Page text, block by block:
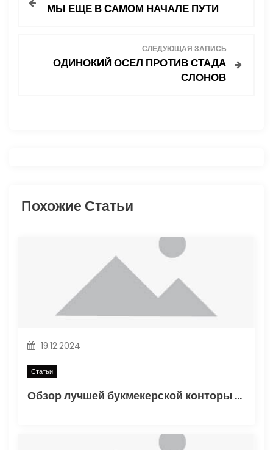
я
п
и
с
МЫ ЕЩЕ В САМОМ НАЧАЛЕ ПУТИ
СЛЕДУЮЩАЯ ЗАПИСЬ
ОДИНОКИЙ ОСЕЛ ПРОТИВ СТАДА
СЛОНОВ
Похожие Статьи
19.12.2024
Статьи
Обзор лучшей букмекерской конторы Винлайн в России